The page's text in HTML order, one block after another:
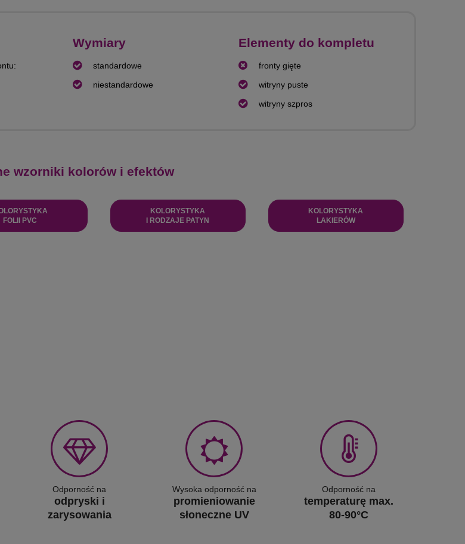
Wymiary
standardowe
niestandardowe
Elementy do kompletu
fronty gięte
witryny puste
witryny szpros
wzorniki kolorów i efektów
FOLII PVC
KOLORYSTYKA
I RODZAJE PATYN
KOLORYSTYKA
LAKIERÓW
Odporność na
odpryski i
zarysowania
Wysoka odporność na
promieniowanie
słoneczne UV
Odporność na
temperaturę max.
80-90°C